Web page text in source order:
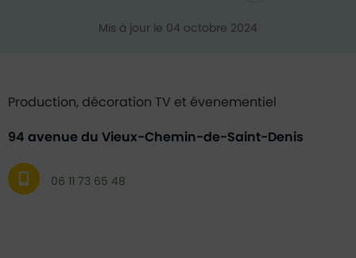
Mis à jour le 04 octobre 2024
Production, décoration TV et évenementiel
94 avenue du Vieux-Chemin-de-Saint-Denis
06 11 73 65 48